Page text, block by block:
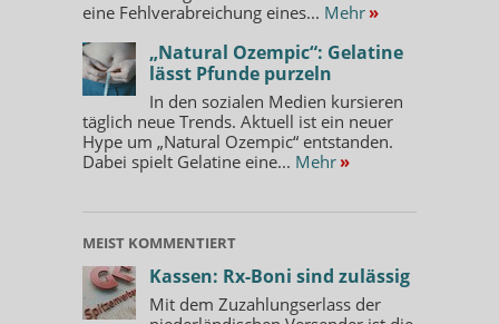
eine Fehlverabreichung eines... Mehr »
„Natural Ozempic“: Gelatine
lässt Pfunde purzeln
In den sozialen Medien kursieren
täglich neue Trends. Aktuell ist ein neuer
Hype um „Natural Ozempic“ entstanden.
Dabei spielt Gelatine eine... Mehr »
MEIST KOMMENTIERT
Kassen: Rx-Boni sind zulässig
Mit dem Zuzahlungserlass der